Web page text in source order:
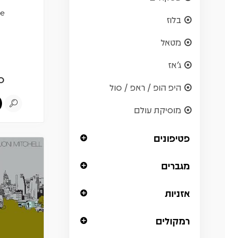
בלוז
מטאל
ג'אז
היפ הופ / ראפ / סול
מוסיקת עולם
פטיפונים
מגברים
אזניות
רמקולים